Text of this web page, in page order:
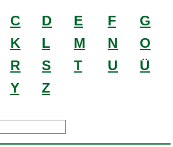
C D E F
G
K L M N
O
R S T U
Ü
Y Z